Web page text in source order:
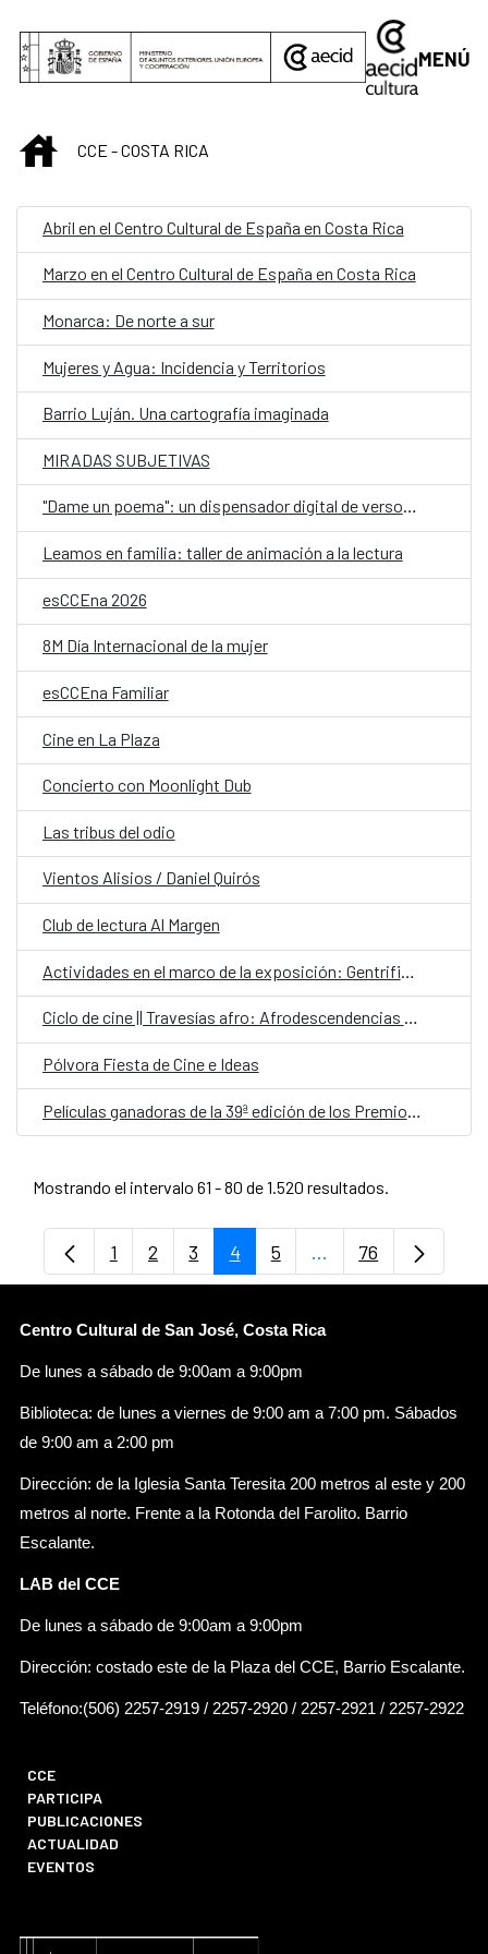
MENÚ
INICIO
CCE - COSTA RICA
Abril en el Centro Cultural de España en Costa Rica
Marzo en el Centro Cultural de España en Costa Rica
Monarca: De norte a sur
Mujeres y Agua: Incidencia y Territorios
Barrio Luján. Una cartografía imaginada
MIRADAS SUBJETIVAS
"Dame un poema": un dispensador digital de versos, por el Día Mundial de la Poesía
Leamos en familia: taller de animación a la lectura
esCCEna 2026
8M Día Internacional de la mujer
esCCEna Familiar
Cine en La Plaza
Concierto con Moonlight Dub
Las tribus del odio
Vientos Alisios / Daniel Quirós
Club de lectura Al Margen
Ciclo de cine || Travesías afro: Afrodescendencias documentadas
Pólvora Fiesta de Cine e Ideas
Mostrando el intervalo 61 - 80 de 1.520 resultados.
Página
1 Página
2 Página
3 Página
4 Página
5 ...PáginasPágina
76
Centro Cultural de San José, Costa Rica
De lunes a sábado de 9:00am a 9:00pm
Biblioteca: de lunes a viernes de 9:00 am a 7:00 pm. Sábados
de 9:00 am a 2:00 pm
Dirección: de la Iglesia Santa Teresita 200 metros al este y 200
metros al norte. Frente a la Rotonda del Farolito. Barrio
Escalante.
LAB del CCE
De lunes a sábado de 9:00am a 9:00pm
Dirección: costado este de la Plaza del CCE, Barrio Escalante.
Teléfono:(506) 2257-2919 / 2257-2920 / 2257-2921 / 2257-2922
CCE
PARTICIPA
PUBLICACIONES
ACTUALIDAD
EVENTOS